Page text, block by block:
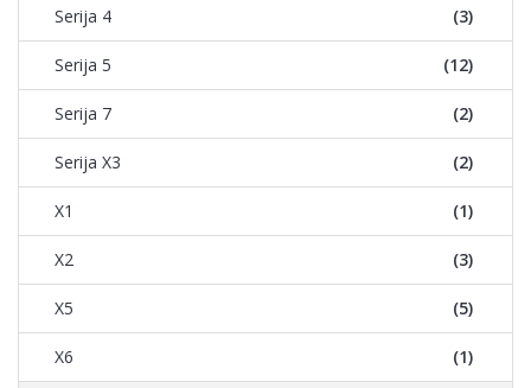
Serija 4 (3)
Serija 5 (12)
Serija 7 (2)
Serija X3 (2)
X1 (1)
X2 (3)
X5 (5)
X6 (1)